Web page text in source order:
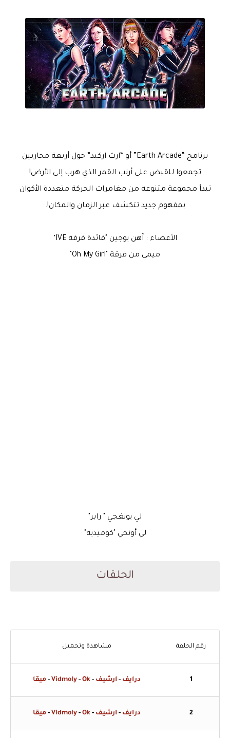
برنامج “Earth Arcade” أو “ارث اركيد” حول أربعة محاربين
تجمعوا للقبض على أرنب القمر الذي هرب إلى الأرض!
تبدأ مجموعة متنوعة من مغامرات الحركة متعددة الأكوان
بمفهوم جديد تتكشف عبر الزمان والمكان!.
الأعضاء : آهن يوجين "قائدة فرقة IVE
ميمي من فرقة "Oh My Girl"
لي يونغجي " رابر"
لي أونجي "كوميدية"
الحلقات
رقم الحلقة مشاهدة وتحميل
1 درايف - ارشيف -
Vidmoly - Ok
- ميقا
2 درايف - ارشيف -
Vidmoly - Ok
- ميقا